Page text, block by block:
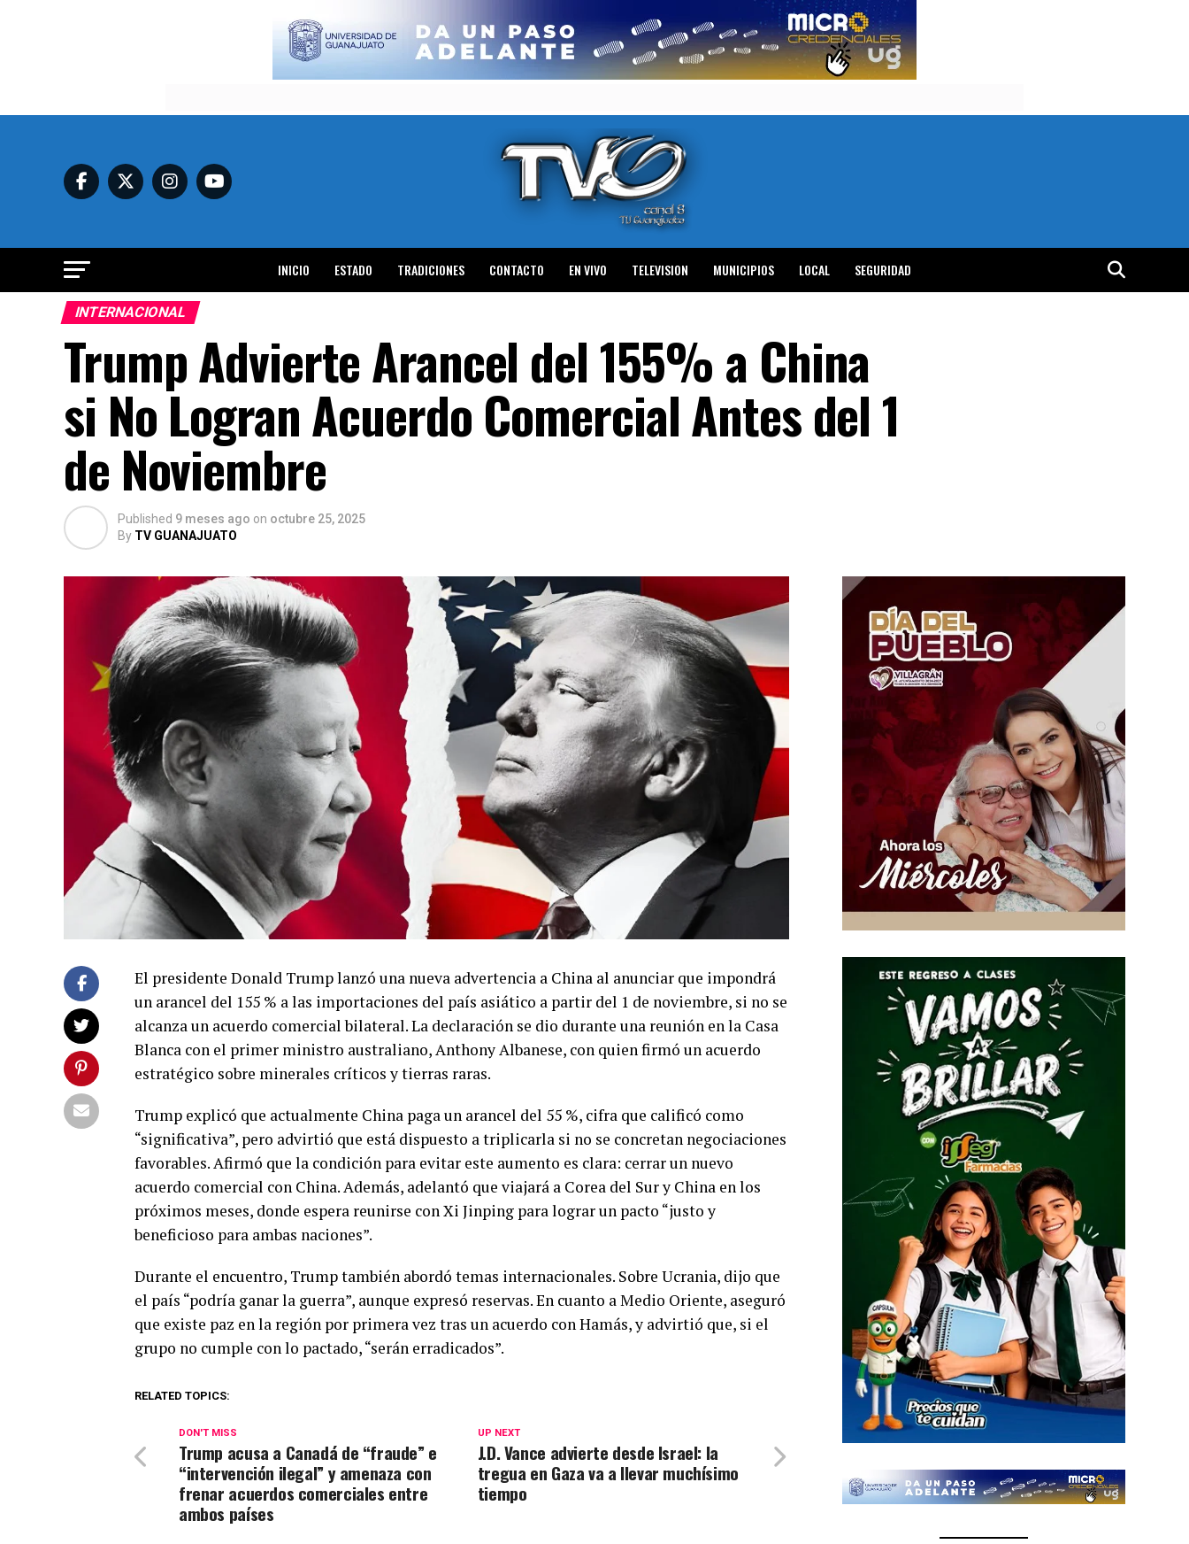
INICIO ESTADO TRADICIONES CONTACTO EN VIVO TELEVISION MUNICIPIOS LOCAL SEGURIDAD
INTERNACIONAL
Trump Advierte Arancel del 155% a China
si No Logran Acuerdo Comercial Antes del 1
de Noviembre
Published 9 meses ago on octubre 25, 2025
By TV GUANAJUATO
El presidente Donald Trump lanzó una nueva advertencia a China al anunciar que impondrá
un arancel del 155 % a las importaciones del país asiático a partir del 1 de noviembre, si no se
alcanza un acuerdo comercial bilateral. La declaración se dio durante una reunión en la Casa
Blanca con el primer ministro australiano, Anthony Albanese, con quien firmó un acuerdo
estratégico sobre minerales críticos y tierras raras.
Trump explicó que actualmente China paga un arancel del 55 %, cifra que calificó como
“significativa”, pero advirtió que está dispuesto a triplicarla si no se concretan negociaciones
favorables. Afirmó que la condición para evitar este aumento es clara: cerrar un nuevo
acuerdo comercial con China. Además, adelantó que viajará a Corea del Sur y China en los
próximos meses, donde espera reunirse con Xi Jinping para lograr un pacto “justo y
beneficioso para ambas naciones”.
Durante el encuentro, Trump también abordó temas internacionales. Sobre Ucrania, dijo que
el país “podría ganar la guerra”, aunque expresó reservas. En cuanto a Medio Oriente, aseguró
que existe paz en la región por primera vez tras un acuerdo con Hamás, y advirtió que, si el
grupo no cumple con lo pactado, “serán erradicados”.
RELATED TOPICS:
UP NEXT
J.D. Vance advierte desde Israel: la
tregua en Gaza va a llevar muchísimo
tiempo
DON'T MISS
Trump acusa a Canadá de “fraude” e
“intervención ilegal” y amenaza con
frenar acuerdos comerciales entre
ambos países